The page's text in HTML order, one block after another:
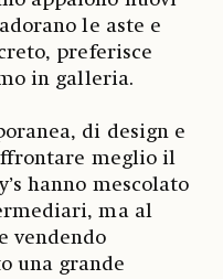
le aste e
preferisce
in galleria.
di design e
meglio il
hanno mescolato
ma al
vendendo
una grande